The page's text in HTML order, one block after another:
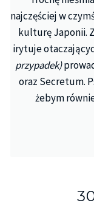
najczęściej w
kulturę Japonii.
irytuje
przypadek)
oraz Secretum.
żebym